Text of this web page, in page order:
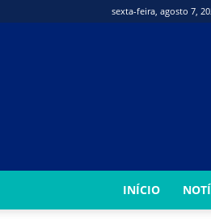
sexta-feira, agosto 7,
INÍCIO